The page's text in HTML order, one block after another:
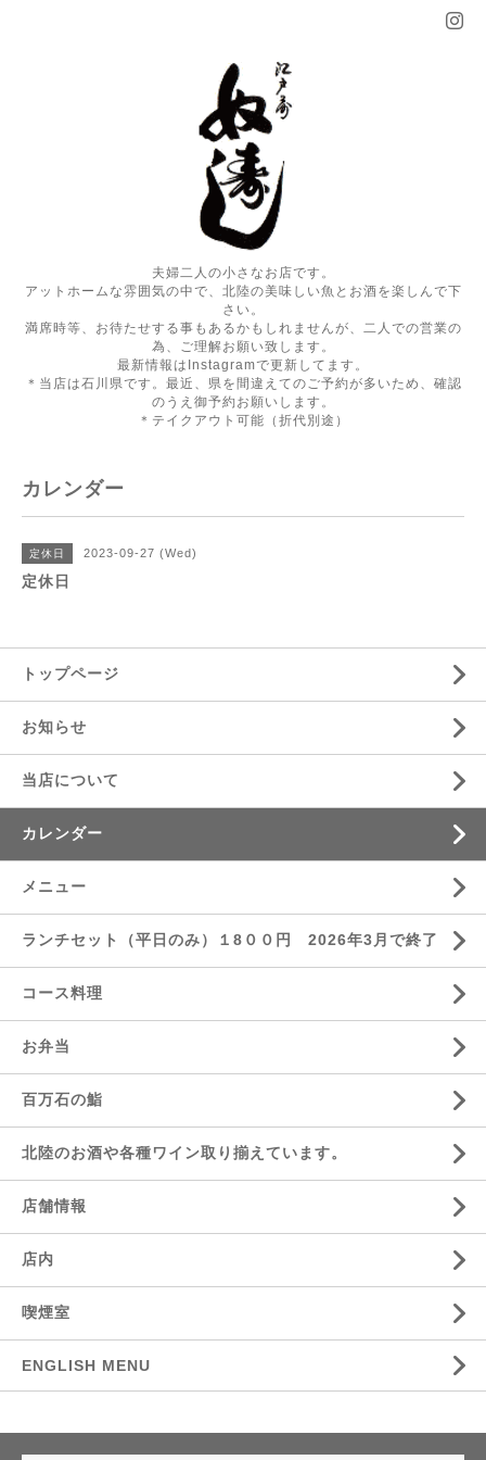
夫婦二人の小さなお店です。
アットホームな雰囲気の中で、北陸の美味しい魚とお酒を楽しんで下
さい。
満席時等、お待たせする事もあるかもしれませんが、二人での営業の
為、ご理解お願い致します。
最新情報はInstagramで更新してます。
＊当店は石川県です。最近、県を間違えてのご予約が多いため、確認
のうえ御予約お願いします。
＊テイクアウト可能（折代別途）
カレンダー
定休日 2023-09-27 (Wed)
定休日
トップページ
お知らせ
当店について
カレンダー
メニュー
ランチセット（平日のみ）１8００円 2026年3月で終了
コース料理
お弁当
百万石の鮨
北陸のお酒や各種ワイン取り揃えています。
店舗情報
店内
喫煙室
ENGLISH MENU